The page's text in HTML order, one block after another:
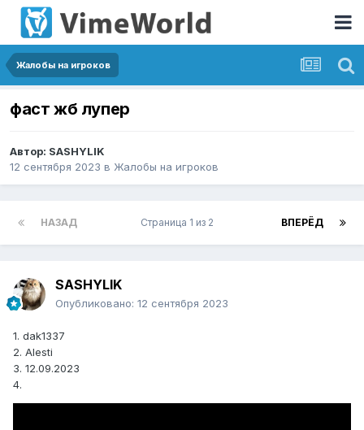
Жалобы на игроков
фаст жб лупер
Автор: SASHYLIK
12 сентября 2023 в Жалобы на игроков
НАЗАД ВПЕРЁД
Страница 1 из 2
SASHYLIK
Опубликовано: 12 сентября 2023
1. dak1337
2. Alesti
3. 12.09.2023
4.